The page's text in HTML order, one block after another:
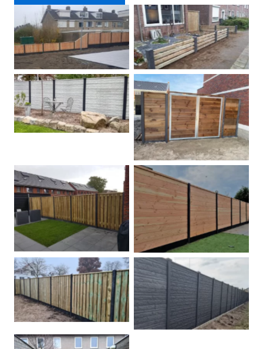
Douglas schutting Tuinhek voortuin
Betonschutting
Dubbele poort
Betonpalen schutting Douglas
Hout beton schuttingen Rots motief antraciet